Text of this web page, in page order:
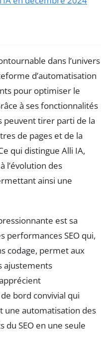
dans l’univers
d’automatisation
pour optimiser le
à ses fonctionnalités
peuvent tirer parti de la
de pages et de la
qui distingue Alli IA,
l’évolution des
ainsi une
est sa
performances SEO qui,
codage, permet aux
ajustements
bord convivial qui
une automatisation des
du SEO en une seule